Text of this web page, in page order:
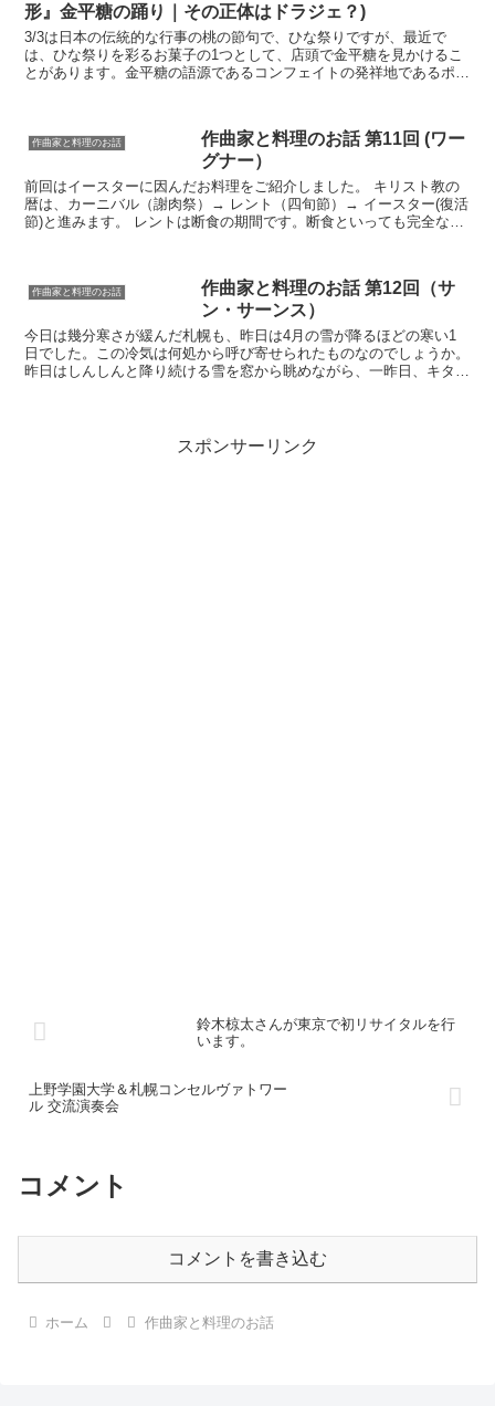
形』金平糖の踊り｜その正体はドラジェ？)
3/3は日本の伝統的な行事の桃の節句で、ひな祭りですが、最近で
は、ひな祭りを彩るお菓子の1つとして、店頭で金平糖を見かけるこ
とがあります。金平糖の語源であるコンフェイトの発祥地であるポル
作曲家と料理のお話
作曲家と料理のお話 第11回 (ワー
グナー）
前回はイースターに因んだお料理をご紹介しました。 キリスト教の
暦は、カーニバル（謝肉祭）→ レント（四旬節）→ イースター(復活
節)と進みます。 レントは断食の期間です。断食といっても完全な絶
作曲家と料理のお話
作曲家と料理のお話 第12回（サ
ン・サーンス）
今日は幾分寒さが緩んだ札幌も、昨日は4月の雪が降るほどの寒い1
日でした。この冷気は何処から呼び寄せられたものなのでしょうか。
昨日はしんしんと降り続ける雪を窓から眺めながら、一昨日、キタラ
スポンサーリンク
鈴木椋太さんが東京で初リサイタルを行
います。
上野学園大学＆札幌コンセルヴァトワー
ル 交流演奏会
コメント
コメントを書き込む
ホーム 作曲家と料理のお話